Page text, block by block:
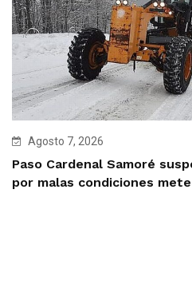
Agosto 7, 2026
Paso Cardenal Samoré
por malas condiciones